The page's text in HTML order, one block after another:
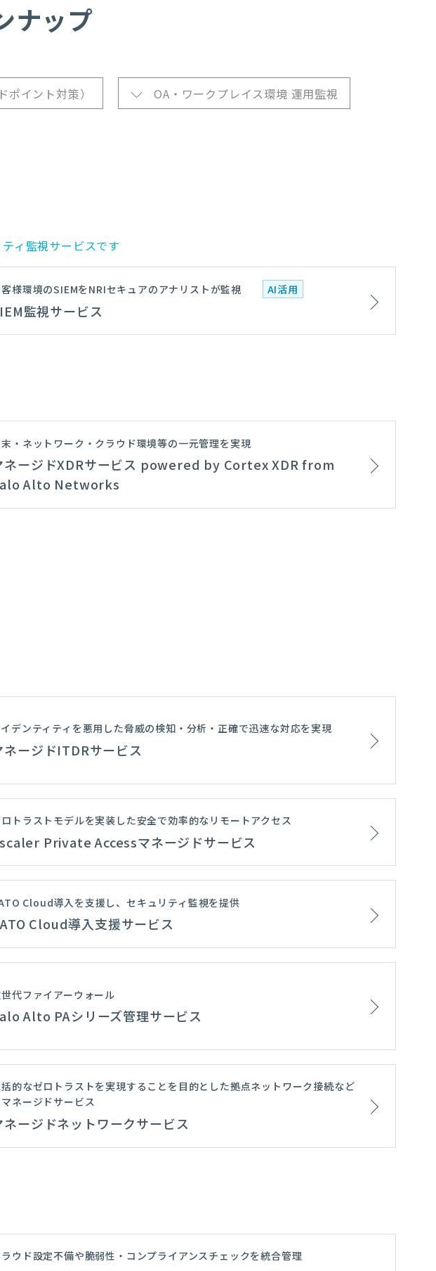
ナップ
ポイント対策） OA・ワークプレイス環境 運用監視
ィ監視サービスです
客様環境のSIEMをNRIセキュアのアナリストが監視 AI活用
監視サービス
・ネットワーク・クラウド環境等の一元管理を実現
ネージドXDRサービス powered by Cortex XDR from
Alto Networks
デンティティを悪用した脅威の検知・分析・正確で迅速な対応を実現
ネージドITDRサービス
トラストモデルを実装した安全で効率的なリモートアクセス
Private Accessマネージドサービス
Cloud導入を支援し、セキュリティ監視を提供
Cloud導入支援サービス
代ファイアーウォール
Alto PAシリーズ管理サービス
的なゼロトラストを実現することを目的とした拠点ネットワーク接続など
ネージドサービス
ネージドネットワークサービス
ウド設定不備や脆弱性・コンプライアンスチェックを統合管理